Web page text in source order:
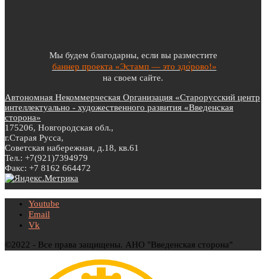
Мы будем благодарны, если вы разместите
баннер проекта «Эстамп — это здо́рово!»
на своем сайте.
Автономная Некоммерческая Организация «Старорусский центр
интеллектуально - художественного развития «Введенская
сторона»
175206, Новгородская обл.,
г.Старая Русса,
Советская набережная, д.18, кв.61
Тел.: +7(921)7394979
Факс: +7 8162 664472
Youtube
Email
Vk
©2022 - Все права защищены. АНО "Введенская сторона"